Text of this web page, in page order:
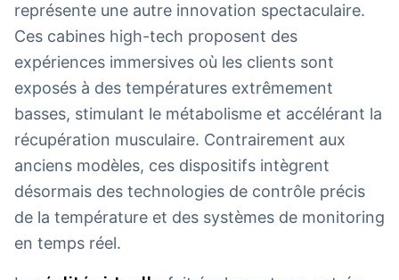
représente une autre innovation spectaculaire.
Ces cabines high-tech proposent des
expériences immersives où les clients sont
exposés à des températures extrêmement
basses, stimulant le métabolisme et accélérant la
récupération musculaire. Contrairement aux
anciens modèles, ces dispositifs intègrent
désormais des technologies de contrôle précis
de la température et des systèmes de monitoring
en temps réel.